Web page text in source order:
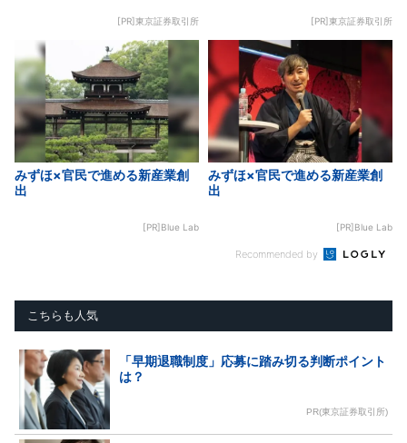
[PR]東京証券取引所 [PR]東京証券取引所
みずほ×官民で進める新産業創
出
[PR]Blue Lab
みずほ×官民で進める新産業創
出
[PR]Blue Lab
Recommended by
こちらも人気
「早期退職制度」応募に踏み切る判断ポイント
は？
PR(東京証券取引所)